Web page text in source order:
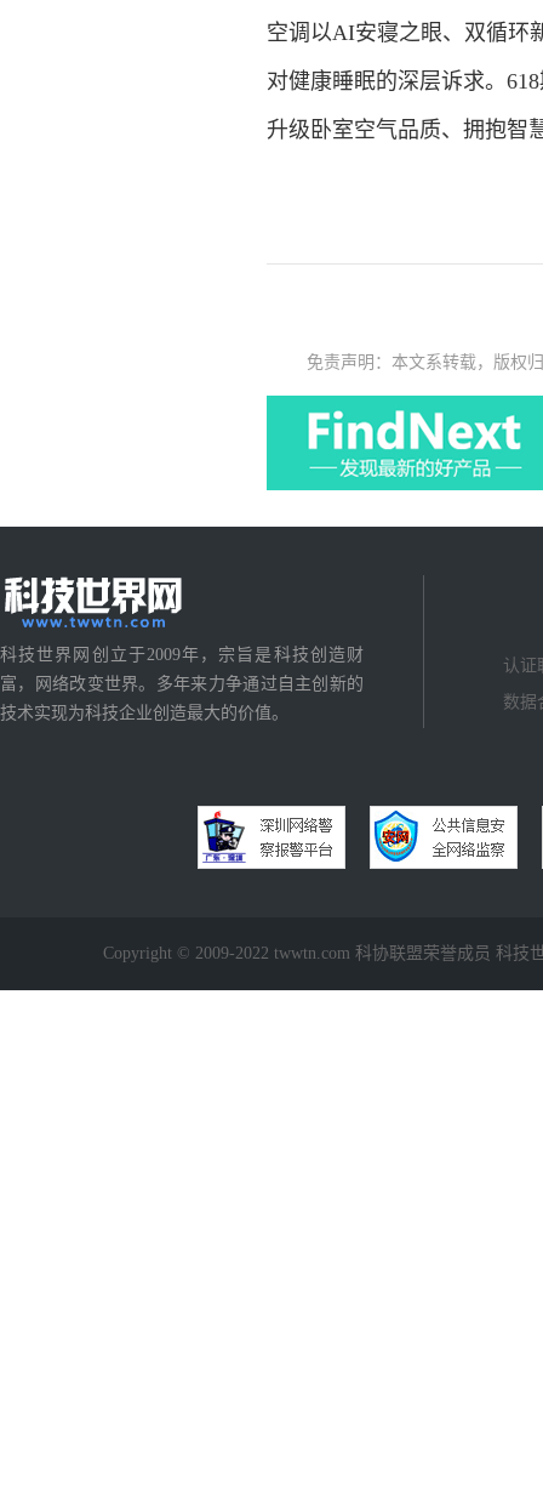
空调以AI安寝之眼、双循环
对健康睡眠的深层诉求。
升级卧室空气品质、拥抱智
免责声明：本文系转载，版权
科技世界网创立于2009年，宗旨是科技创造财
富，网络改变世界。多年来力争通过自主创新的
技术实现为科技企业创造最大的价值。
认证
数据
Copyright © 2009-2022 twwtn.com 科协联盟荣誉成员 科